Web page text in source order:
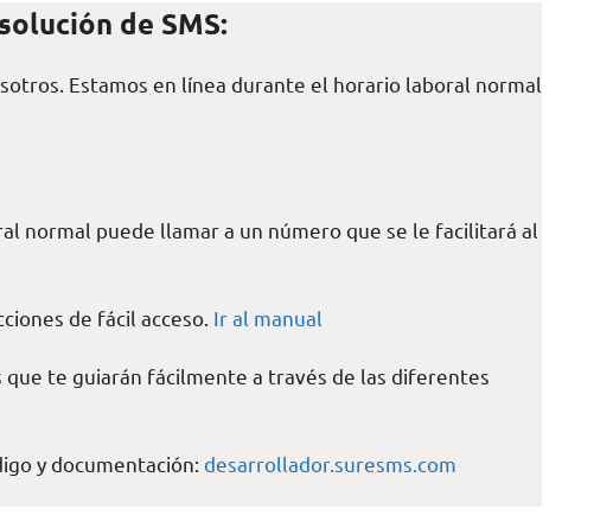
de SMS:
Estamos en línea durante el horario laboral normal
normal puede llamar a un número que se le facilitará al
de fácil acceso. Ir al manual
te guiarán fácilmente a través de las diferentes
y documentación: desarrollador.suresms.com